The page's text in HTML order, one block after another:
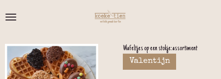
direct
de
hoofdinhoud
Wafeltjes op een stokje: assortiment
Valentijn